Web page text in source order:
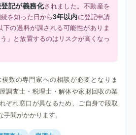
記が義務化されました。不動産を
を知った日から3年以内に登記申請
下の過料が課される可能性がありま
」と放置するのはリスクが高くなっ
数の専門家への相談が必要となりま
調査士・税理士・解体や家財回収の業
ぞれ窓口が異なるため、ご自身で段取
間がかかります。